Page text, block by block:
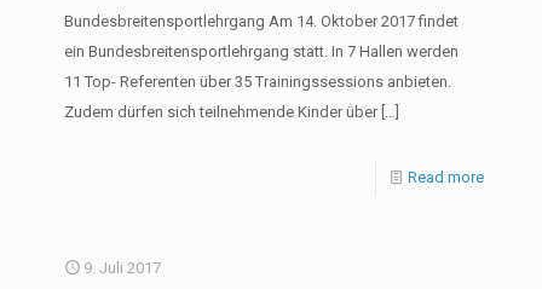
Bundesbreitensportlehrgang Am 14. Oktober 2017 findet
ein Bundesbreitensportlehrgang statt. In 7 Hallen werden
11 Top- Referenten über 35 Trainingssessions anbieten.
Zudem dürfen sich teilnehmende Kinder über[…]
Read more
9. Juli 2017